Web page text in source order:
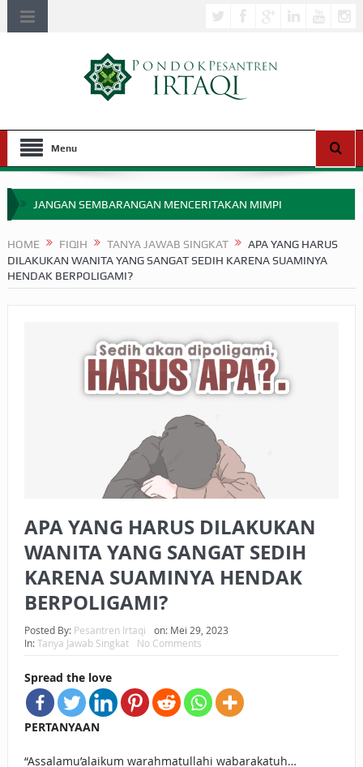
Menu
JANGAN SEMBARANGAN MENCERITAKAN MIMPI
MIMPI YANG DIABAIKAN MENJELANG PERANG BADAR
HAKIKAT NIKMAT DI DUNIA!
BAGAIMANA CARA MEMBAYAR ZAKAT UANG?
UANG HARAM BISA MENJADI HALAL JIKA SEBAB
KEPEMILIKANNYA BERUBAH
ISTIDLAL BATIL VS ISTIDLAL SYAR’I
HUKUM MEMBAYAR ZAKAT DENGAN CARA MENGANGSUR
HUKUM MEMBAYAR ZAKAT KEPADA KERABAT SENDIRI
HOME FIQIH TANYA JAWAB SINGKAT
APA YANG HARUS
DILAKUKAN WANITA YANG SANGAT SEDIH KARENA SUAMINYA
HENDAK BERPOLIGAMI?
APA YANG HARUS DILAKUKAN
WANITA YANG SANGAT SEDIH
KARENA SUAMINYA HENDAK
BERPOLIGAMI?
Posted By: Pesantren Irtaqi on: Mei 29, 2023
In:Tanya Jawab Singkat No Comments
Spread the love
PERTANYAAN
“Assalamu’alaikum warahmatullahi wabarakatuh…